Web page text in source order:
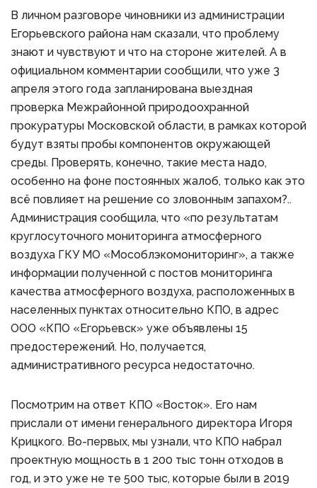
В личном разговоре чиновники из администрации
Егорьевского района нам сказали, что проблему
знают и чувствуют и что на стороне жителей. А в
официальном комментарии сообщили, что уже 3
апреля этого года запланирована выездная
проверка Межрайонной природоохранной
прокуратуры Московской области, в рамках которой
будут взяты пробы компонентов окружающей
среды. Проверять, конечно, такие места надо,
особенно на фоне постоянных жалоб, только как это
всё повлияет на решение со зловонным запахом?..
Администрация сообщила, что «по результатам
круглосуточного мониторинга атмосферного
воздуха ГКУ МО «Мособлэкомониторинг», а также
информации полученной с постов мониторинга
качества атмосферного воздуха, расположенных в
населенных пунктах относительно КПО, в адрес
ООО «КПО «Егорьевск» уже объявлены 15
предостережений. Но, получается,
административного ресурса недостаточно.
Посмотрим на ответ КПО «Восток». Его нам
прислали от имени генерального директора Игоря
Крицкого. Во-первых, мы узнали, что КПО набрал
проектную мощность в 1 200 тыс тонн отходов в
год, и это уже не те 500 тыс, которые были в 2019